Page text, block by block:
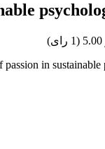
passion in